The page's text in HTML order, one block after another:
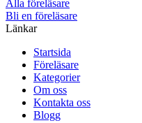
Alla föreläsare
Bli en föreläsare​
Länkar
Startsida
Föreläsare
Kategorier
Om oss
Kontakta oss
Blogg